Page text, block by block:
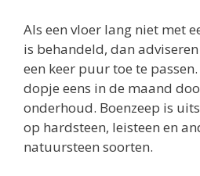
Als een vloer lang niet met
is behandeld, dan
een keer puur toe te
dopje eens in de maand
onderhoud. Boenzeep is
op hardsteen, leisteen en
natuursteen soorten.